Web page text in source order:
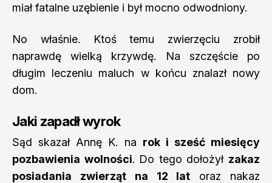
miał fatalne uzębienie i był mocno odwodniony.
No właśnie. Ktoś temu zwierzęciu zrobił
naprawdę wielką krzywdę. Na szczęście po
długim leczeniu maluch w końcu znalazł nowy
dom.
Jaki zapadł wyrok
Sąd skazał Annę K. na rok i sześć miesięcy
pozbawienia wolności. Do tego dołożył zakaz
posiadania zwierząt na 12 lat oraz nakaz